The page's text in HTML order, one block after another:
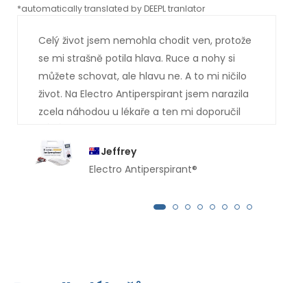
*automatically translated by DEEPL tranlator
Celý život jsem nemohla chodit ven, protože
se mi strašně potila hlava. Ruce a nohy si
můžete schovat, ale hlavu ne. A to mi ničilo
život. Na Electro Antiperspirant jsem narazila
zcela náhodou u lékaře a ten mi doporučil
absolutně suchá . Ty potůčky potu, které mi
dříve stékaly po obličeji, jsou pryč. Moc vám
Jeffrey
Electro Antiperspirant®